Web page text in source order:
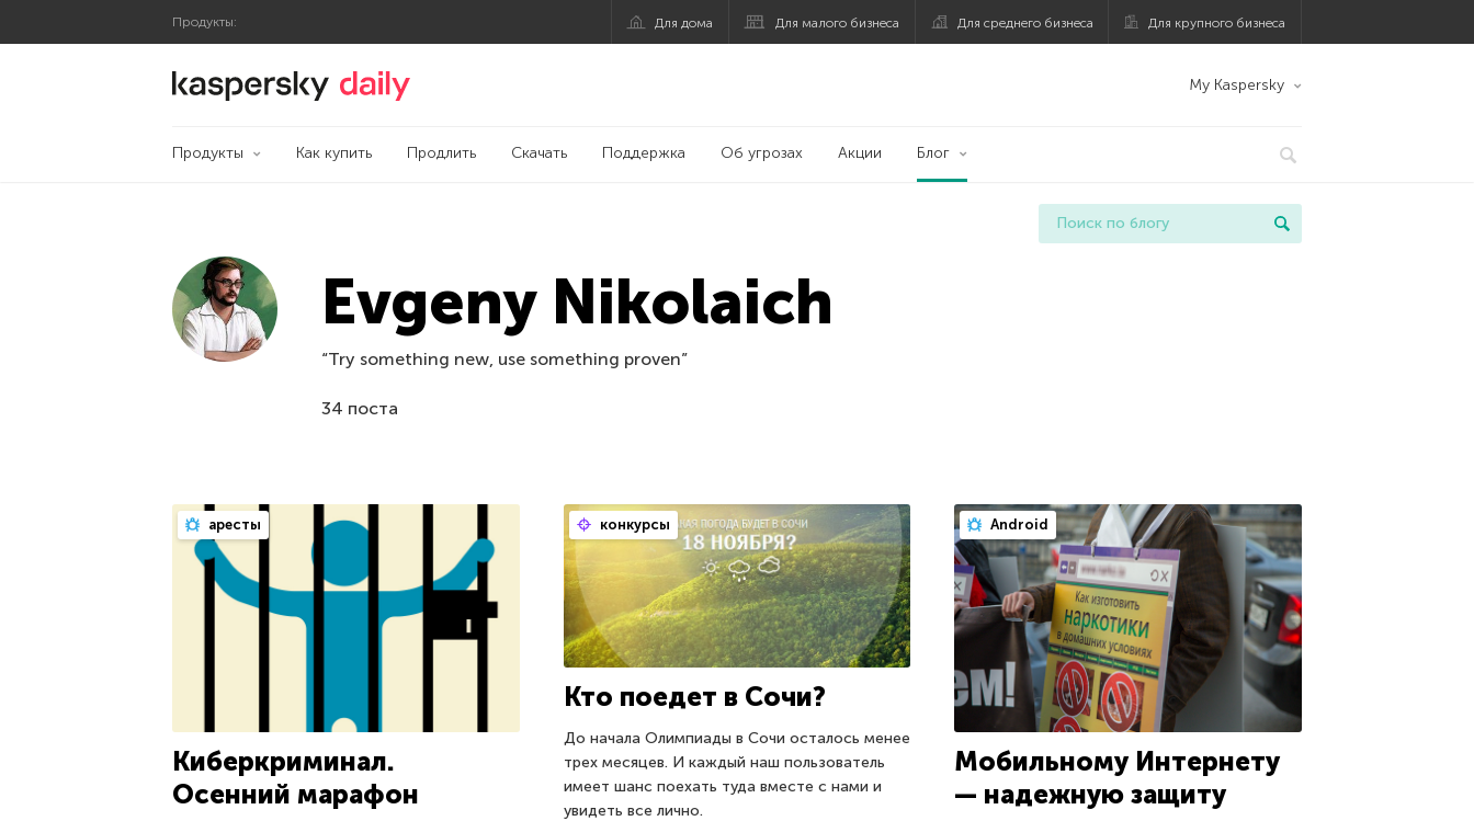
Продукты: Для дома Для малого бизнеса Для среднего бизнеса Для крупного бизнеса
Блог Касперского My Kaspersky
Продукты Как купить Продлить Скачать Поддержка Об угрозах Акции Блог
Evgeny Nikolaich
“Try something new, use something proven”
34 поста
аресты
Киберкриминал.
Осенний марафон
конкурсы
Кто поедет в Сочи?
До начала Олимпиады в Сочи осталось менее
трех месяцев. И каждый наш пользователь
имеет шанс поехать туда вместе с нами и
увидеть все лично.
Android
Мобильному Интернету
— надежную защиту